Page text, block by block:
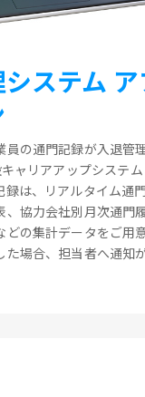
ステム
員の通門記録が入退管
ャリアアップシステ
録は、リアルタイム通
、協力会社別月次通門
どの集計データをご用
場合、担当者へ通知